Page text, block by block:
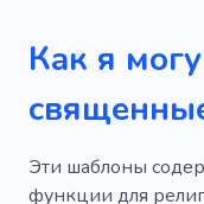
Уход
История
Как я
Эти шаблоны
функции для